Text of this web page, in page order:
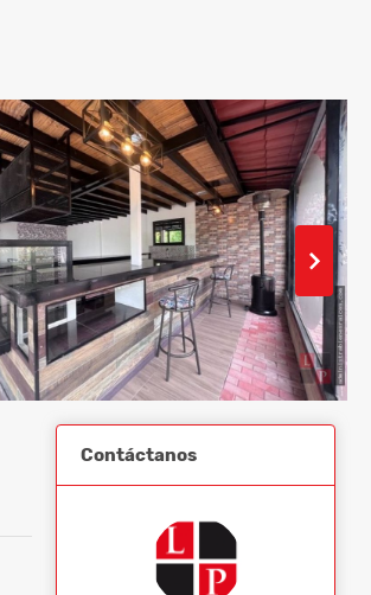
Contáctanos